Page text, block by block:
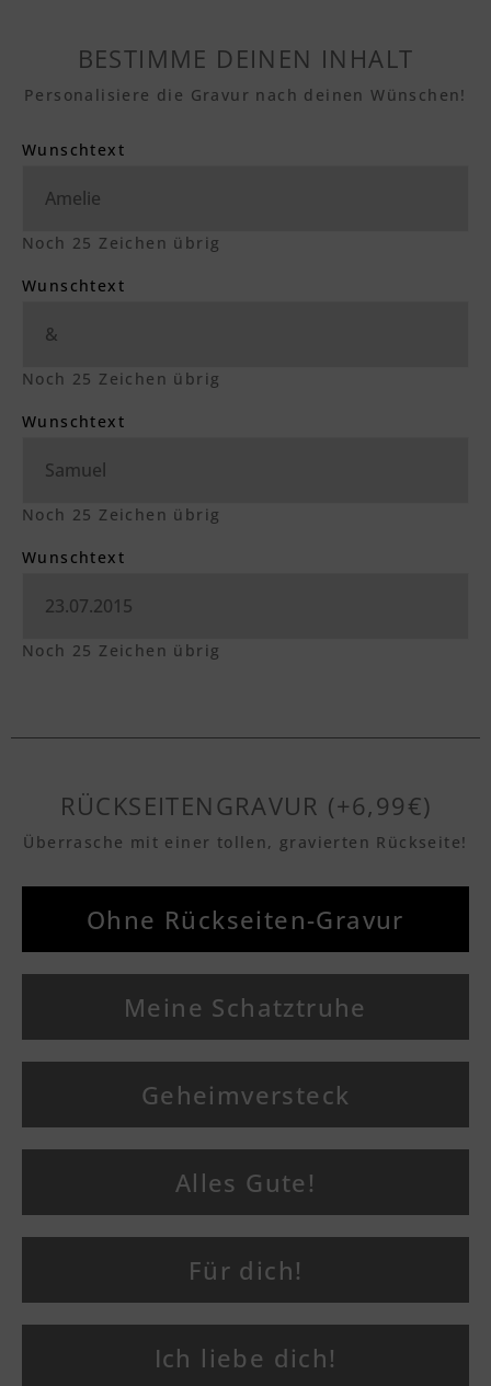
BESTIMME DEINEN INHALT
Personalisiere die Gravur nach deinen Wünschen!
Wunschtext
Noch 25 Zeichen übrig
Wunschtext
Noch 25 Zeichen übrig
Wunschtext
Noch 25 Zeichen übrig
Wunschtext
Noch 25 Zeichen übrig
RÜCKSEITENGRAVUR (+6,99€)
Überrasche mit einer tollen, gravierten Rückseite!
Ohne Rückseiten-Gravur
Meine Schatztruhe
Geheimversteck
Alles Gute!
Für dich!
Ich liebe dich!